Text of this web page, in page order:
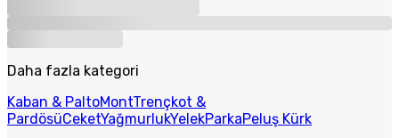
Daha fazla kategori
Kaban & PaltoMontTrençkot &
PardösüCeketYağmurlukYelekParkaPeluş Kürk